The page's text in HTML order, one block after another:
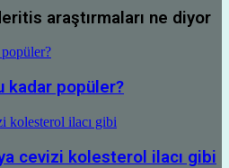
araştırmaları ne diyor
kadar popüler?
kolesterol ilacı gibi
cevizi kolesterol ilacı gibi